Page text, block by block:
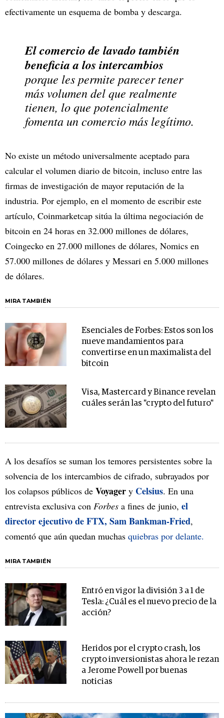
efectivamente un esquema de bomba y descarga.
El comercio de lavado también
beneficia a los intercambios
porque les permite parecer tener
más volumen del que realmente
tienen, lo que potencialmente
fomenta un comercio más legítimo.
No existe un método universalmente aceptado para
calcular el volumen diario de bitcoin, incluso entre las
firmas de investigación de mayor reputación de la
industria. Por ejemplo, en el momento de escribir este
artículo, Coinmarketcap sitúa la última negociación de
bitcoin en 24 horas en 32.000 millones de dólares,
Coingecko en 27.000 millones de dólares, Nomics en
57.000 millones de dólares y Messari en 5.000 millones
de dólares.
MIRA TAMBIÉN
Esenciales de Forbes: Estos son los
nueve mandamientos para
convertirse en un maximalista del
bitcoin
Visa, Mastercard y Binance revelan
cuáles serán las "crypto del futuro"
A los desafíos se suman los temores persistentes sobre la
solvencia de los intercambios de cifrado, subrayados por
los colapsos públicos de Voyager y Celsius. En una
entrevista exclusiva con Forbes a fines de junio, el
director ejecutivo de FTX, Sam Bankman-Fried,
comentó que aún quedan muchas quiebras por delante.
MIRA TAMBIÉN
Entró en vigor la división 3 a 1 de
Tesla: ¿Cuál es el nuevo precio de la
acción?
Heridos por el crypto crash, los
crypto inversionistas ahora le rezan
a Jerome Powell por buenas
noticias